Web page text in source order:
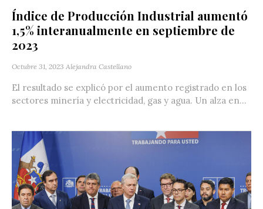
Índice de Producción Industrial aumentó
1,5% interanualmente en septiembre de
2023
Octubre 31, 2023 Alejandra Castellano
El resultado se explicó por el aumento registrado en los
sectores minería y electricidad, gas y agua. Un alza en...